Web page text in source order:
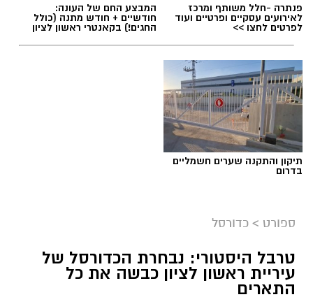
אור קורנליוס חתם במכבי ראשון לציון
פנתרה -חלל משותף ומרכז
לאירועים עסקיים ופרטיים ועוד
לפרטים לחצו >>
המבצע החם של העונה:
חודשיים + חודש מתנה (כולל
החגים!) בקאנטרי ראשון לציון
תיקון והתקנה שערים חשמליים
בדרום
ספורט > כדורסל
טרבל היסטורי: נבחרת הכדורסל של
עיריית ראשון לציון כבשה את כל
התארים